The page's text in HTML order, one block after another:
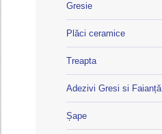
Gresie
Plăci ceramice
Treapta
Adezivi Gresi si Faianță
Șape